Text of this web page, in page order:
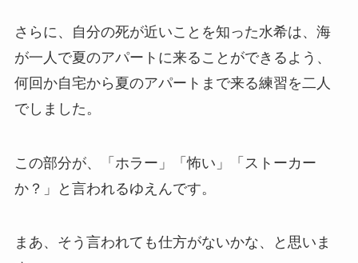
さらに、自分の死が近いことを知った水希は、海
が一人で夏のアパートに来ることができるよう、
何回か自宅から夏のアパートまで来る練習を二人
でしました。
この部分が、「ホラー」「怖い」「ストーカー
か？」と言われるゆえんです。
まあ、そう言われても仕方がないかな、と思いま